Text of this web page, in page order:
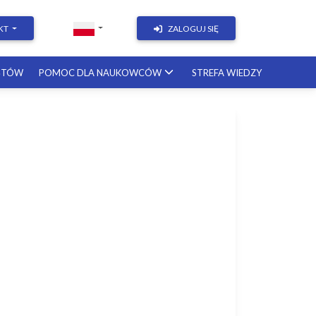
ZALOGUJ SIĘ
POMOC DLA NAUKOWCÓW STREFA WIEDZY